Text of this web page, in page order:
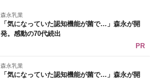
森永乳業
「気になっていた認知機能が菌で…」森永が開
発。感動の70代続出
PR
森永乳業
「気になっていた認知機能が菌で…」森永が開